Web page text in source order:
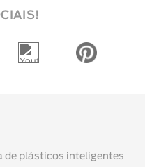
de plásticos inteligentes